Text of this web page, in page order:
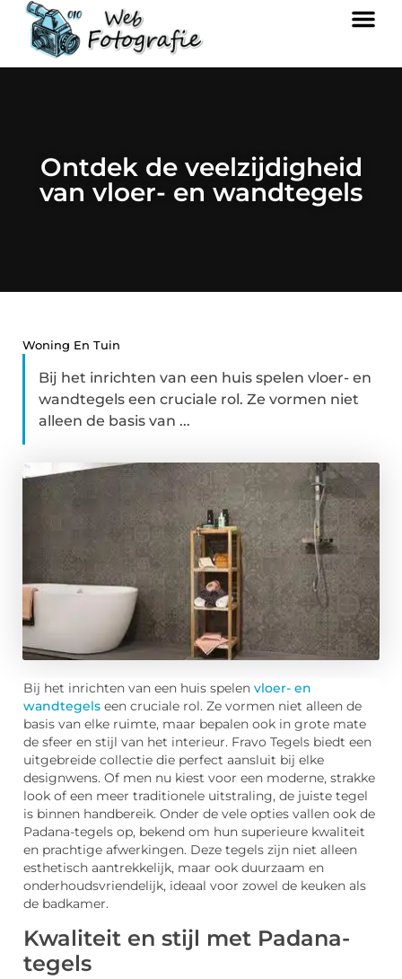
Ontdek de veelzijdigheid
van vloer- en wandtegels
Woning En Tuin
Bij het inrichten van een huis spelen vloer- en
wandtegels een cruciale rol. Ze vormen niet
alleen de basis van ...
Bij het inrichten van een huis spelen vloer- en
wandtegels een cruciale rol. Ze vormen niet alleen de
basis van elke ruimte, maar bepalen ook in grote mate
de sfeer en stijl van het interieur. Fravo Tegels biedt een
uitgebreide collectie die perfect aansluit bij elke
designwens. Of men nu kiest voor een moderne, strakke
look of een meer traditionele uitstraling, de juiste tegel
is binnen handbereik. Onder de vele opties vallen ook de
Padana-tegels op, bekend om hun superieure kwaliteit
en prachtige afwerkingen. Deze tegels zijn niet alleen
esthetisch aantrekkelijk, maar ook duurzaam en
onderhoudsvriendelijk, ideaal voor zowel de keuken als
de badkamer.
Kwaliteit en stijl met Padana-
tegels